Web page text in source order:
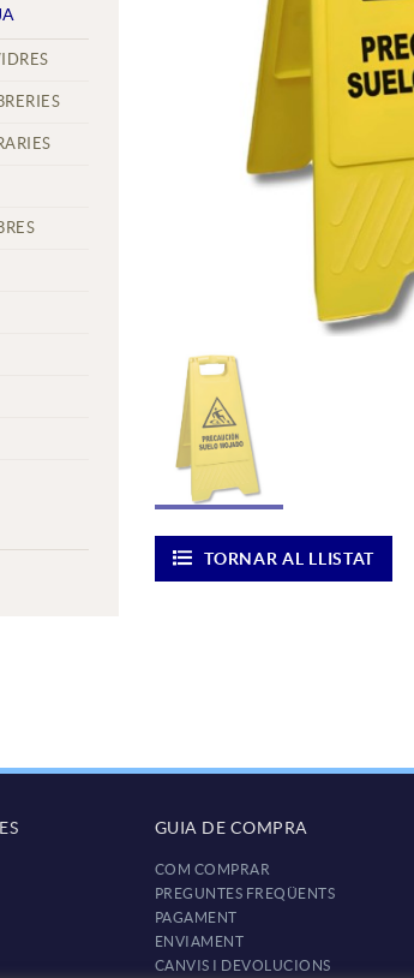
TORNAR AL LLISTAT
GUIA DE COMPRA
COM COMPRAR
PREGUNTES FREQÜENTS
PAGAMENT
ENVIAMENT
CANVIS I DEVOLUCIONS